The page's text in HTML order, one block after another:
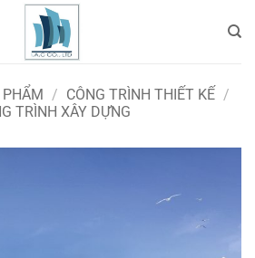
/ CÔNG TRÌNH THIẾT KẾ /
TRÌNH XÂY DỰNG